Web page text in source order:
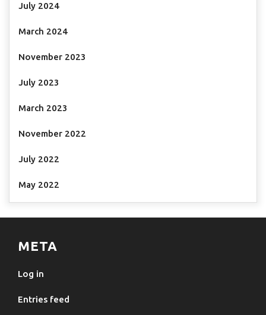
July 2024
March 2024
November 2023
July 2023
March 2023
November 2022
July 2022
May 2022
META
Log in
Entries feed